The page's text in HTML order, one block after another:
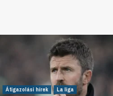
Átigazolási hírek
La liga